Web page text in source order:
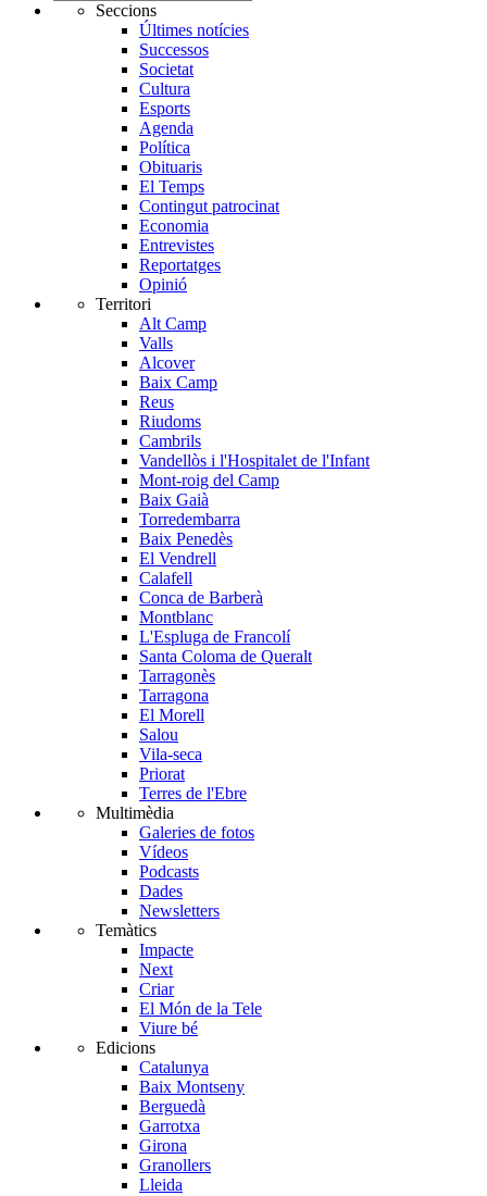
Seccions
Últimes notícies
Successos
Societat
Cultura
Esports
Agenda
Política
Obituaris
El Temps
Contingut patrocinat
Economia
Entrevistes
Reportatges
Opinió
Territori
Alt Camp
Valls
Alcover
Baix Camp
Reus
Riudoms
Cambrils
Vandellòs i l'Hospitalet de l'Infant
Mont-roig del Camp
Baix Gaià
Torredembarra
Baix Penedès
El Vendrell
Calafell
Conca de Barberà
Montblanc
L'Espluga de Francolí
Santa Coloma de Queralt
Tarragonès
Tarragona
El Morell
Salou
Vila-seca
Priorat
Terres de l'Ebre
Multimèdia
Galeries de fotos
Vídeos
Podcasts
Dades
Newsletters
Temàtics
Impacte
Next
Criar
El Món de la Tele
Viure bé
Edicions
Catalunya
Baix Montseny
Berguedà
Garrotxa
Girona
Granollers
Lleida